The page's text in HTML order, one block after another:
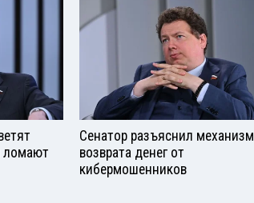
ломают
Сенатор разъяснил механизм
возврата денег от
кибермошенников